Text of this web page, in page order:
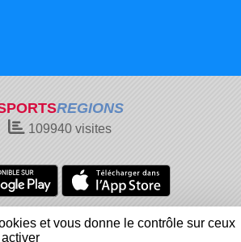
REGIONS
109940 visites
Gestion des cookies
Signaler un contenu inapproprié
et vous donne le contrôle sur ceux